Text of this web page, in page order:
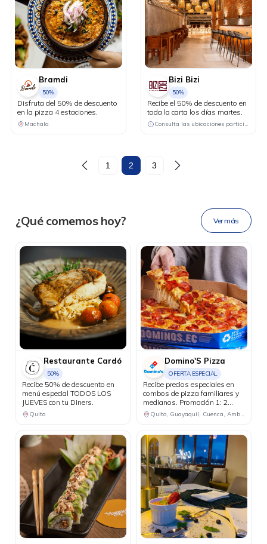
Bramdi
50%
Disfruta del 50% de descuento
en la pizza 4 estaciones.
Machala
Bizi Bizi
50%
Recibe el 50% de descuento en
toda la carta los días martes.
Consulta las ubicaciones participantes
1 2 3
Ahora tus blu benefits
en una
sola app.
DESCÁRGALA
¿Qué comemos hoy? Ver más
Restaurante Cardó
50%
Recibe 50% de descuento en
menú especial TODOS LOS
JUEVES con tu Diners.
Quito
Domino'S Pizza
OFERTA ESPECIAL
Recibe precios especiales en
combos de pizza familiares y
medianos. Promoción 1: 2
pizzas familiares hasta 4
ingredientes + 1 bebida
Promoción 2: 2 pizzas
medianas de 1 ingrediente + 1
bebida familiar por USD 18.48.
Quito, Guayaquil, Cuenca, Ambato, Santo Domingo